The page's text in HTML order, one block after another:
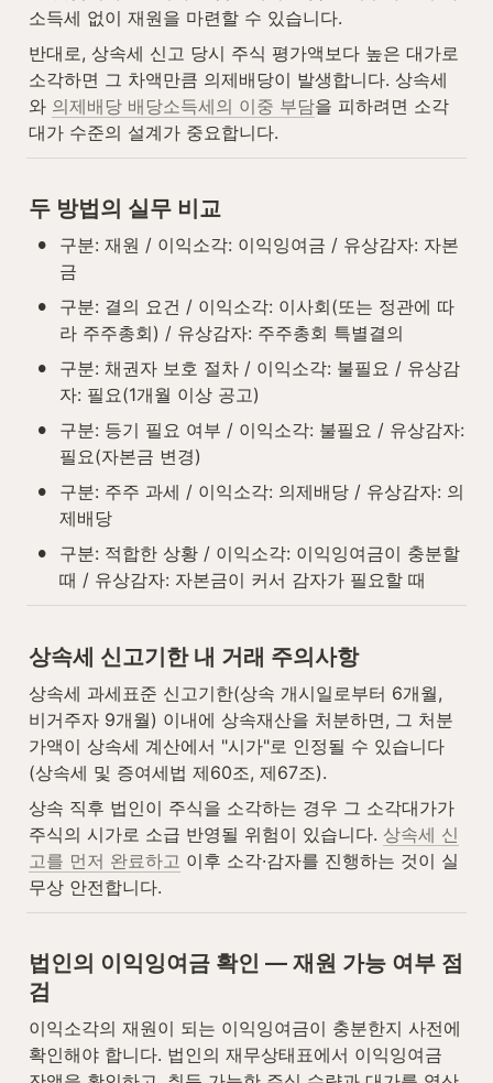
소득세 없이 재원을 마련할 수 있습니다.
반대로, 상속세 신고 당시 주식 평가액보다 높은 대가로
소각하면 그 차액만큼 의제배당이 발생합니다. 상속세
와 의제배당 배당소득세의 이중 부담을 피하려면 소각
대가 수준의 설계가 중요합니다.
두 방법의 실무 비교
•
구분: 재원 / 이익소각: 이익잉여금 / 유상감자: 자본
금
•
구분: 결의 요건 / 이익소각: 이사회(또는 정관에 따
라 주주총회) / 유상감자: 주주총회 특별결의
•
구분: 채권자 보호 절차 / 이익소각: 불필요 / 유상감
자: 필요(1개월 이상 공고)
•
구분: 등기 필요 여부 / 이익소각: 불필요 / 유상감자:
필요(자본금 변경)
•
구분: 주주 과세 / 이익소각: 의제배당 / 유상감자: 의
제배당
•
구분: 적합한 상황 / 이익소각: 이익잉여금이 충분할
때 / 유상감자: 자본금이 커서 감자가 필요할 때
상속세 신고기한 내 거래 주의사항
상속세 과세표준 신고기한(상속 개시일로부터 6개월,
비거주자 9개월) 이내에 상속재산을 처분하면, 그 처분
가액이 상속세 계산에서 "시가"로 인정될 수 있습니다
(상속세 및 증여세법 제60조, 제67조).
상속 직후 법인이 주식을 소각하는 경우 그 소각대가가
주식의 시가로 소급 반영될 위험이 있습니다. 상속세 신
고를 먼저 완료하고 이후 소각·감자를 진행하는 것이 실
무상 안전합니다.
법인의 이익잉여금 확인 — 재원 가능 여부 점
검
이익소각의 재원이 되는 이익잉여금이 충분한지 사전에
확인해야 합니다. 법인의 재무상태표에서 이익잉여금